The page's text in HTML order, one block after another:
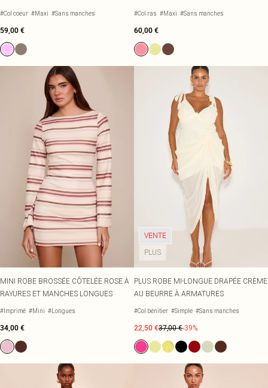
#Col coeur #Maxi #Sans manches
59,00 €
#Col ras #Maxi #Sans manches
60,00 €
MINI ROBE BROSSÉE CÔTELÉE ROSE À
RAYURES ET MANCHES LONGUES
#Imprimé #Mini #Longues
34,00 €
VENTE
PLUS
PLUS ROBE MI-LONGUE DRAPÉE CRÈME
AU BEURRE À ARMATURES
#Col bénitier #Simple #Sans manches
22,50 €37,00 €-39%